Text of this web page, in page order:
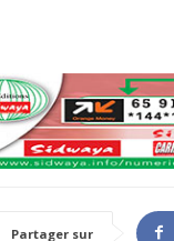
Partager sur